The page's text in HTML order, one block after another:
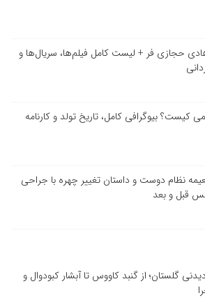
حجازی فر + لیست کامل فیلم‌ها، سریال‌ها و
کیست؟ بیوگرافی کامل، تاریخ تولد و کارنامه
نظام دوست و داستان تغییر چهره با جراحی
قبل و بعد
دیدنی گلستان؛ از گنبد کاووس تا آبشار کبودوال و